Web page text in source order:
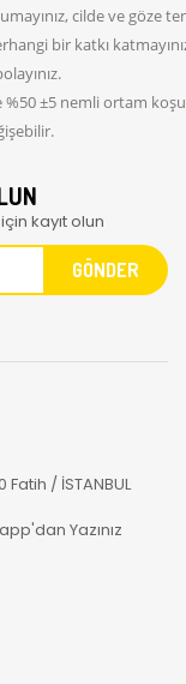
cilde ve göze
bir katkı
%50 ±5 nemli ortam
kayıt olun
/ İSTANBUL
Yazınız